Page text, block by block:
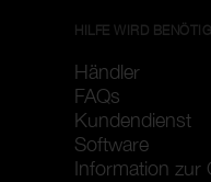
HILFE WIRD
Händler
FAQs
Kundendienst
Software
Information zur